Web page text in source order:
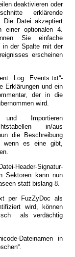
deaktivieren oder
erklärende
Die Datei akzeptiert
einer optionalen 4.
Sie einfache
in der Spalte mit der
erscheinen
Log Events.txt“-
Erklärungen und ein
der in die
wird.
Importieren
in/aus
die Beschreibung
wenn es eine gibt,
Header-Signatur-
Sektoren kann nun
statt bislang 8.
per FuzZyDoc als
wird, können
als verdächtig
Dateinamen in